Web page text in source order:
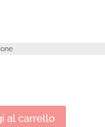
al carrello